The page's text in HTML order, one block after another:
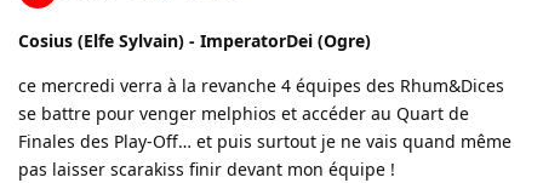
Cosius (Elfe Sylvain) - ImperatorDei (Ogre)
ce mercredi verra à la revanche 4 équipes des Rhum&Dices
se battre pour venger melphios et accéder au Quart de
Finales des Play-Off… et puis surtout je ne vais quand même
pas laisser scarakiss finir devant mon équipe !